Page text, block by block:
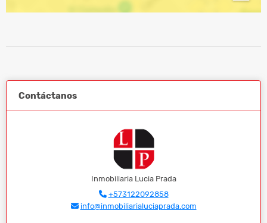
Contáctanos
Inmobiliaria Lucia Prada
+573122092858
info@inmobiliarialuciaprada.com